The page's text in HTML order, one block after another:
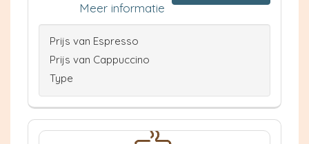
Meer informatie
Prijs van Espresso
Prijs van Cappuccino
Type